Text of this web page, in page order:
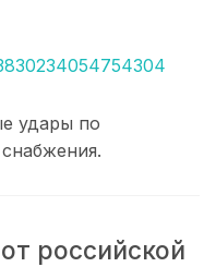
удары по
российской